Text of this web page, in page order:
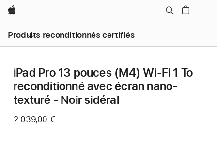
Apple
Produits reconditionnés certifiés
iPad Pro 13 pouces (M4) Wi‑Fi 1 To
reconditionné avec écran nano-
texturé - Noir sidéral
2 039,00 €